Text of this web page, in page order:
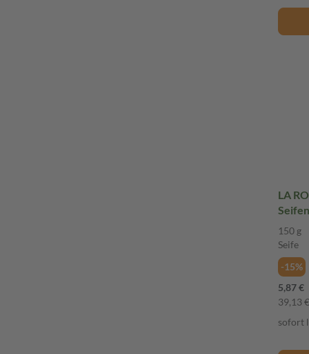
LA
150 g
Seife
-15%
5,87 €
39,13
sofort